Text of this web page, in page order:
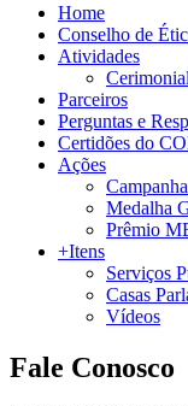
Home
Conselho de
Atividades
Parceiros
Perguntas e
Certidões do
Ações
Medalha
Prêmio
+Itens
Serviços
Casas
Vídeos
Fale Conosco